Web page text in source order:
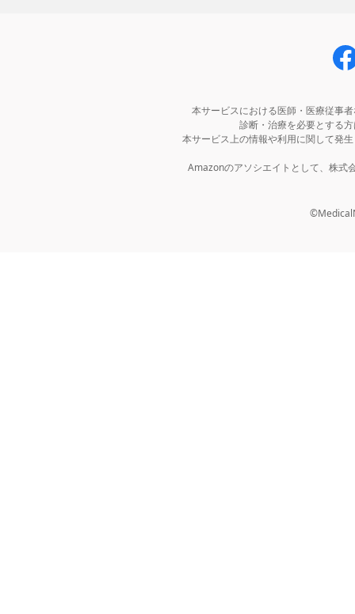
本サービスにおける医師・医療従事
診断・治療を必要とする
本サービス上の情報や利用に関して発
Amazonのアソシエイトとして、株式